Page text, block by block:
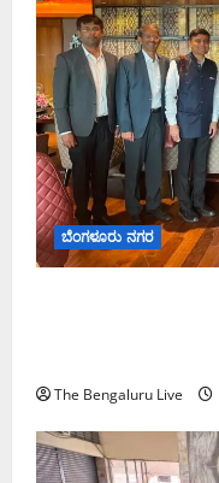
ಬೆಂಗಳೂರು ನಗರ
The Bengaluru Live